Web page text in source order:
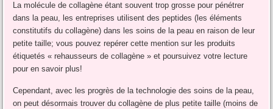
La molécule de collagène étant souvent trop grosse pour pénétrer
dans la peau, les entreprises utilisent des peptides (les éléments
constitutifs du collagène) dans les soins de la peau en raison de leur
petite taille; vous pouvez repérer cette mention sur les produits
étiquetés « rehausseurs de collagène » et poursuivez votre lecture
pour en savoir plus!
Cependant, avec les progrès de la technologie des soins de la peau,
on peut désormais trouver du collagène de plus petite taille (moins de